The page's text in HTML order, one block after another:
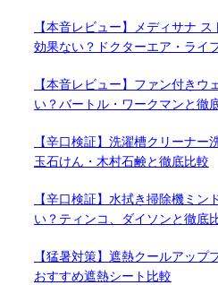
【本音レビュー】メディサナ
効果ない？ドクターエア・ライ
【本音レビュー】ファン付きウ
い？バートル・ワークマンと徹
【辛口検証】洗濯槽クリーナー
玉石けん・木村石鹸と徹底比較
【辛口検証】水拭き掃除機ミン
い？ティンコ、ダイソンと徹底
【猛暑対策】遮熱クールアップ
おすすめ遮熱シート比較